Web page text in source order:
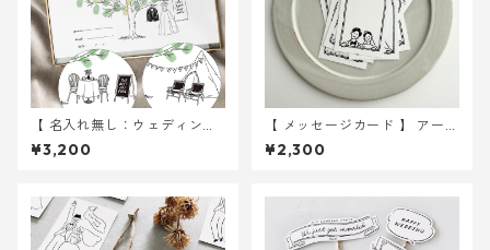
【 名入れ無し：ウェディング
ツリー 】 under the tree A4
サイズ 用紙のみ ｜ 結婚式 ウ
¥3,200
【 メッセージカード 】 アーチ
GROOM & BRIDE イラスト 3
0枚 ｜ 結婚式 ウェディング
¥2,300